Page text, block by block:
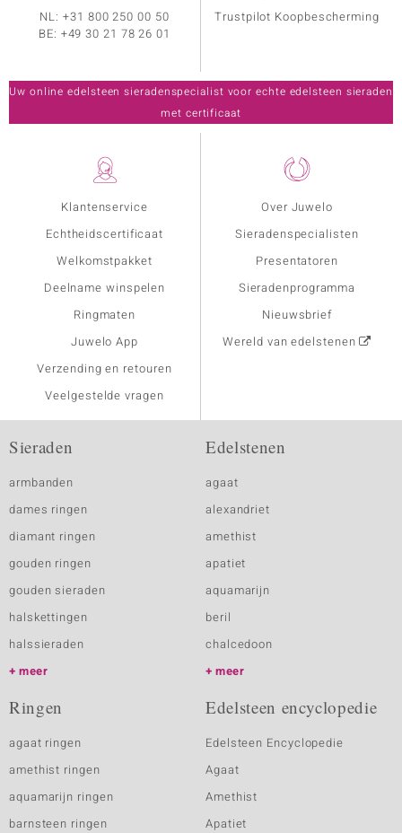
Klantenservice
Echtheidscertificaat
Welkomstpakket
Deelname winspelen
Ringmaten
Juwelo App
Verzending en retouren
Veelgestelde vragen
Over Juwelo
Sieradenspecialisten
Presentatoren
Sieradenprogramma
Nieuwsbrief
Wereld van edelstenen
NL:+31 800 250 00 50
BE: +49 30 21 78 26 01
Trustpilot Koopbescherming
Uw online edelsteen sieradenspecialist voor echte edelsteen sieraden
met certificaat
Sieraden
armbanden
dames ringen
diamant ringen
gouden ringen
gouden sieraden
halskettingen
halssieraden
meer
Edelstenen
agaat
alexandriet
amethist
apatiet
aquamarijn
beril
chalcedoon
meer
Ringen
agaat ringen
amethist ringen
aquamarijn ringen
barnsteen ringen
Edelsteen encyclopedie
Edelsteen Encyclopedie
Agaat
Amethist
Apatiet